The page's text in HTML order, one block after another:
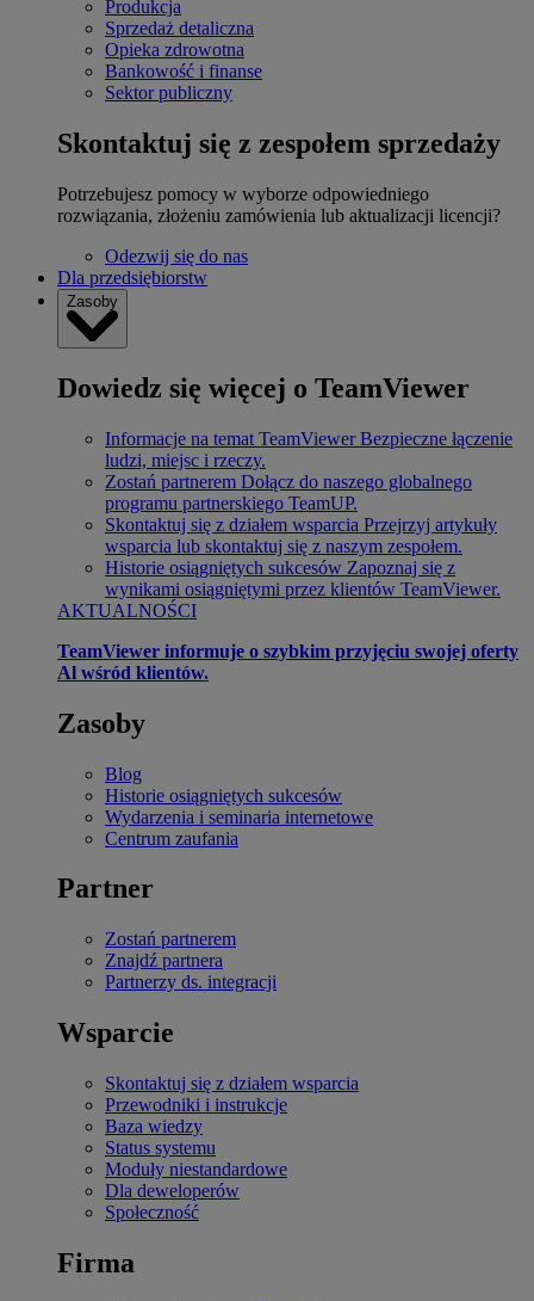
Produkcja
Sprzedaż detaliczna
Opieka zdrowotna
Bankowość i finanse
Sektor publiczny
Skontaktuj się z zespołem sprzedaży
Potrzebujesz pomocy w wyborze odpowiedniego
rozwiązania, złożeniu zamówienia lub aktualizacji licencji?
Odezwij się do nas
Dla przedsiębiorstw
Zasoby
Dowiedz się więcej o TeamViewer
Informacje na temat TeamViewer Bezpieczne łączenie
ludzi, miejsc i rzeczy.
Zostań partnerem Dołącz do naszego globalnego
programu partnerskiego TeamUP.
Skontaktuj się z działem wsparcia Przejrzyj artykuły
wsparcia lub skontaktuj się z naszym zespołem.
Historie osiągniętych sukcesów Zapoznaj się z
wynikami osiągniętymi przez klientów TeamViewer.
AKTUALNOŚCI
TeamViewer informuje o szybkim przyjęciu swojej oferty
Al wśród klientów.
Zasoby
Blog
Historie osiągniętych sukcesów
Wydarzenia i seminaria internetowe
Centrum zaufania
Partner
Zostań partnerem
Znajdź partnera
Partnerzy ds. integracji
Wsparcie
Skontaktuj się z działem wsparcia
Przewodniki i instrukcje
Baza wiedzy
Status systemu
Moduły niestandardowe
Dla deweloperów
Społeczność
Firma